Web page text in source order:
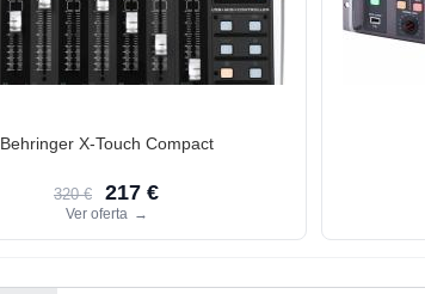
Behringer X-Touch Compact
320 € 217 €
Ver oferta →